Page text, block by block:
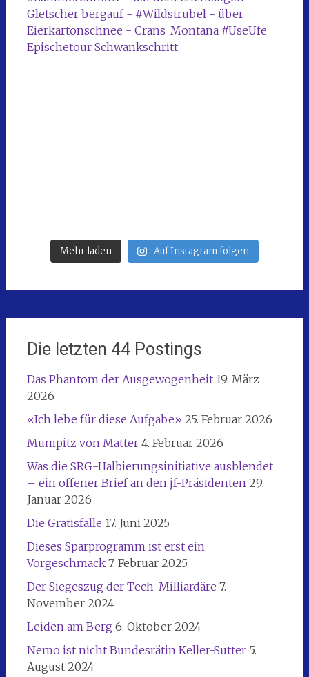
Mehr laden Auf Instagram folgen
Die letzten 44 Postings
Das Phantom der Ausgewogenheit 19. März
2026
«Ich lebe für diese Aufgabe» 25. Februar 2026
Mumpitz von Matter 4. Februar 2026
Was die SRG-Halbierungsinitiative ausblendet
– ein offener Brief an den jf-Präsidenten 29.
Januar 2026
Die Gratisfalle 17. Juni 2025
Dieses Sparprogramm ist erst ein
Vorgeschmack 7. Februar 2025
Der Siegeszug der Tech-Milliardäre 7.
November 2024
Leiden am Berg 6. Oktober 2024
Nemo ist nicht Bundesrätin Keller-Sutter 5.
August 2024